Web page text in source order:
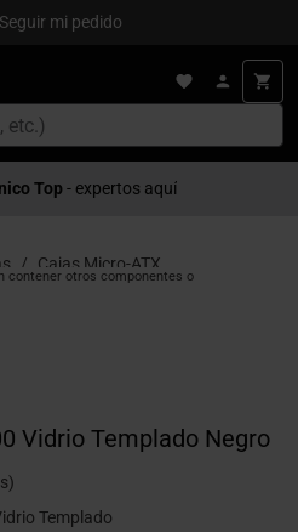
Seguir mi pedido
Top - expertos aquí
Cajas Micro-ATX
contener otros componentes o
Vidrio Templado Negro
Templado